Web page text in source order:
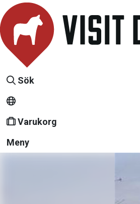
Sök
Varukorg
Meny